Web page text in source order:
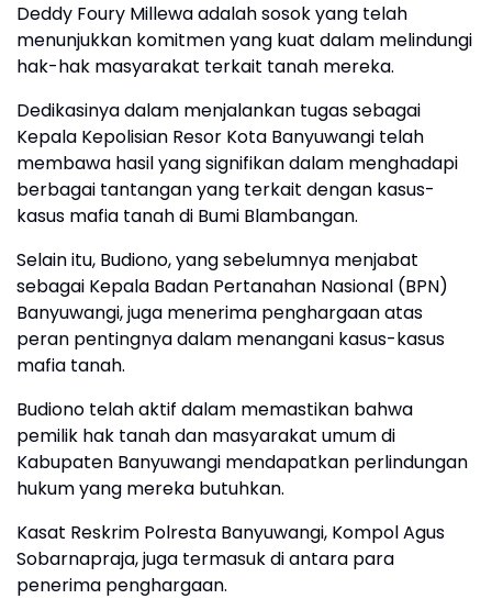
Deddy Foury Millewa adalah sosok yang telah
menunjukkan komitmen yang kuat dalam melindungi
hak-hak masyarakat terkait tanah mereka.
Dedikasinya dalam menjalankan tugas sebagai
Kepala Kepolisian Resor Kota Banyuwangi telah
membawa hasil yang signifikan dalam menghadapi
berbagai tantangan yang terkait dengan kasus-
kasus mafia tanah di Bumi Blambangan.
Selain itu, Budiono, yang sebelumnya menjabat
sebagai Kepala Badan Pertanahan Nasional (BPN)
Banyuwangi, juga menerima penghargaan atas
peran pentingnya dalam menangani kasus-kasus
mafia tanah.
Budiono telah aktif dalam memastikan bahwa
pemilik hak tanah dan masyarakat umum di
Kabupaten Banyuwangi mendapatkan perlindungan
hukum yang mereka butuhkan.
Kasat Reskrim Polresta Banyuwangi, Kompol Agus
Sobarnapraja, juga termasuk di antara para
penerima penghargaan.